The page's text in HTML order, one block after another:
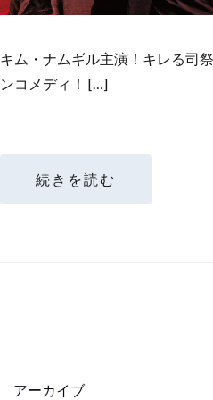
キム・ナムギル主演！キレる司
ンコメディ！ […]
続きを読む
アーカイブ